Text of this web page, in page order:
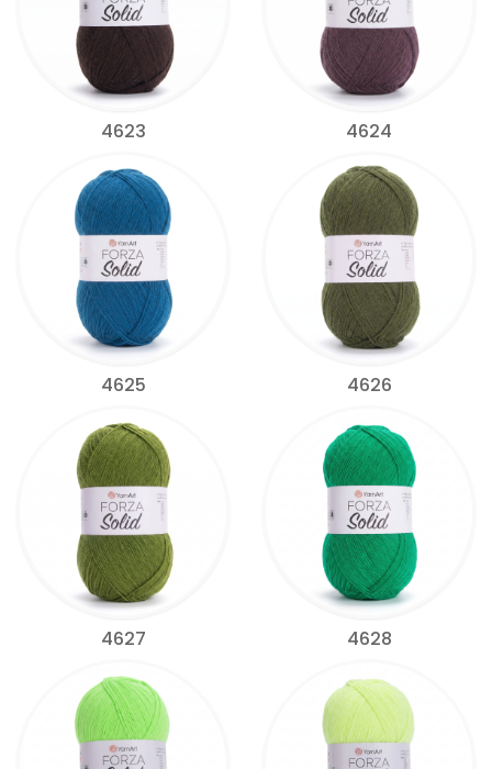
4623 4624
4625 4626
4627 4628